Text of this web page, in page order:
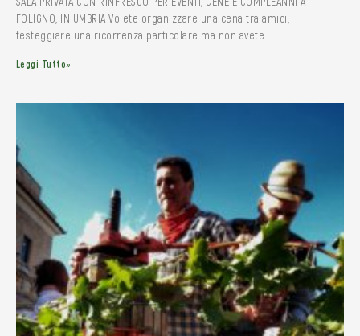
FOLIGNO, IN UMBRIA Volete organizzare una cena tra amici,
festeggiare una ricorrenza particolare ma non avete
Leggi Tutto»